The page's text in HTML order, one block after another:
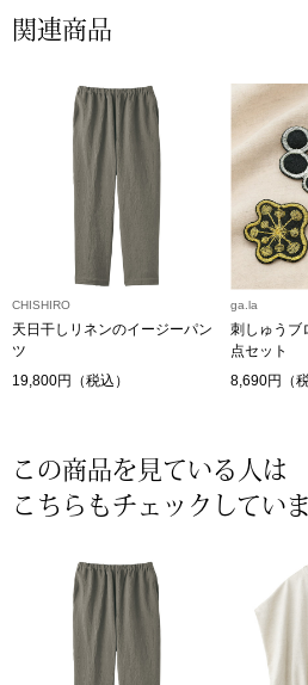
セイコー〉マウリッツハイス美術館公認
ルメールオマージュウオッチ
関連商品
CHISHIRO
天日干しリネンのイージーパン
ツ
19,800円（税込）
ga.la
刺しゅうブ
点セット
8,690円（税
この商品を見ている人は
こちらもチェックしてい